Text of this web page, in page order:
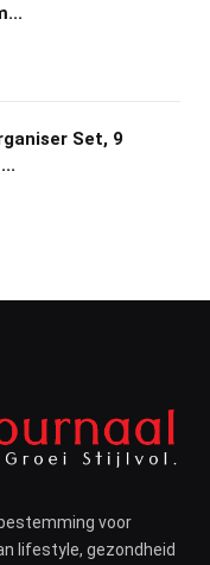
Set, 9
voor
lifestyle, gezondheid